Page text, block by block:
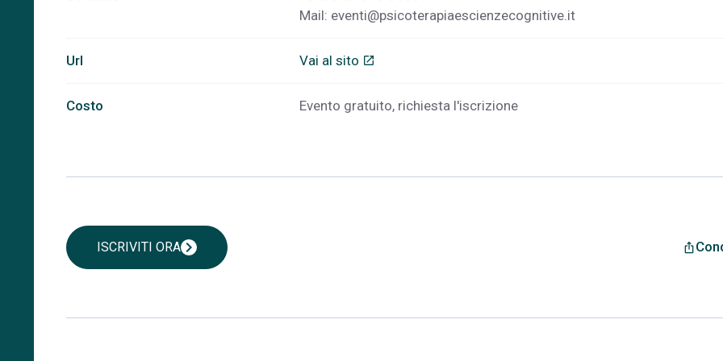
Mail: eventi@psicoterapiaescienzecognitive.it
Url Vai al sito open_in_new
Costo Evento gratuito, richiesta l'iscrizione
ISCRIVITI ORAchevron_right ios_share